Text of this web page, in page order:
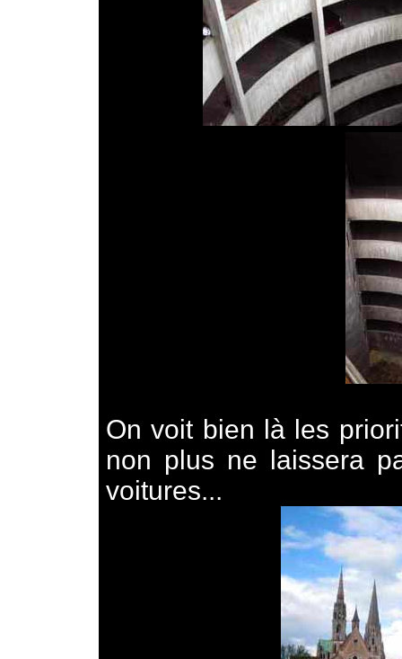
On voit bien là les
non plus ne laissera
voitures...